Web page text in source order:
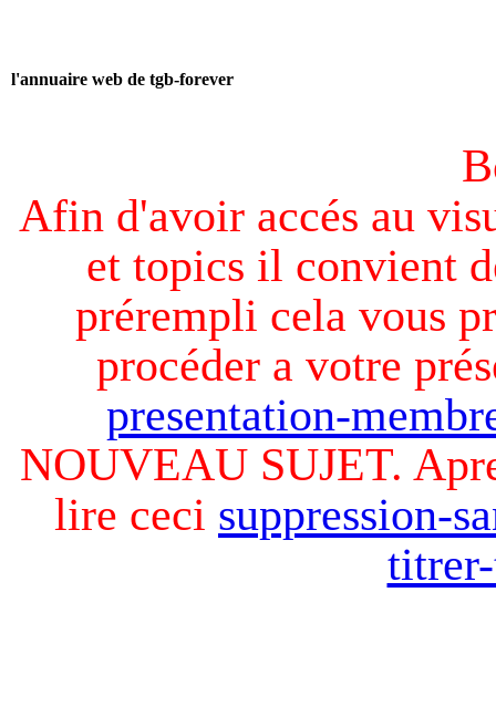
l'annuaire web de tgb-forever
Afin d'avoir accés au
et topics il convient
prérempli cela vous
procéder a votre
presentation-
NOUVEAU SUJET.
lire ceci suppression-